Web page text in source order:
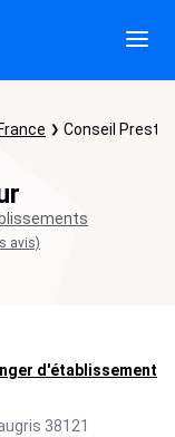
Conseil
avis)
d'établissement
38121